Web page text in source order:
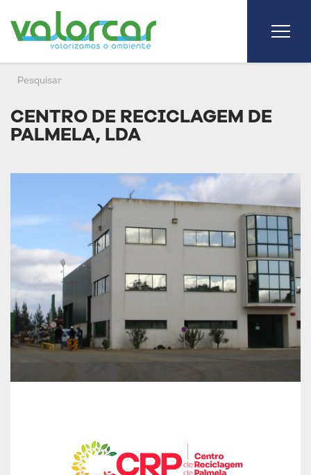
CENTRO DE RECICLAGEM DE
PALMELA, LDA